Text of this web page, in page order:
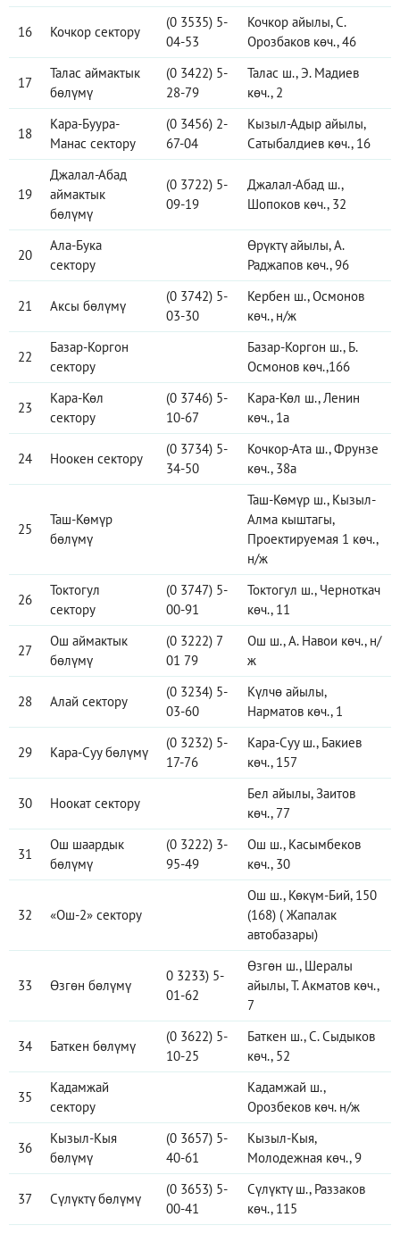
16 Кочкор сектору
(0 3535) 5-
04-53
Кочкор айылы, С.
Орозбаков көч., 46
17
Талас аймактык
бөлүмү
(0 3422) 5-
28-79
Талас ш., Э. Мадиев
көч., 2
18
Кара-Буура-
Манас сектору
(0 3456) 2-
67-04
Кызыл-Адыр айылы,
Сатыбалдиев көч., 16
19
Джалал-Абад
аймактык
бөлүмү
(0 3722) 5-
09-19
Джалал-Абад ш.,
Шопоков көч., 32
20
Ала-Бука
сектору
Өрүктү айылы, А.
Раджапов көч., 96
21 Аксы бөлүмү
(0 3742) 5-
03-30
Кербен ш., Осмонов
көч., н/ж
22
Базар-Коргон
сектору
Базар-Коргон ш., Б.
Осмонов көч.,166
23
Кара-Көл
сектору
(0 3746) 5-
10-67
Кара-Көл ш., Ленин
көч., 1а
24 Ноокен сектору
(0 3734) 5-
34-50
Кочкор-Ата ш., Фрунзе
көч., 38а
25
Таш-Көмүр
бөлүмү
Таш-Көмүр ш., Кызыл-
Алма кыштагы,
Проектируемая 1 көч.,
н/ж
26
Токтогул
сектору
(0 3747) 5-
00-91
Токтогул ш., Черноткач
көч., 11
27
Ош аймактык
бөлүмү
(0 3222) 7
01 79
Ош ш., А. Навои көч., н/
ж
28 Алай сектору
(0 3234) 5-
03-60
Күлчө айылы,
Нарматов көч., 1
29 Кара-Суу бөлүмү
(0 3232) 5-
17-76
Кара-Суу ш., Бакиев
көч., 157
30 Ноокат сектору
Бел айылы, Заитов
көч., 77
31
Ош шаардык
бөлүмү
(0 3222) 3-
95-49
Ош ш., Касымбеков
көч., 30
32 «Ош-2» сектору
Ош ш., Көкүм-Бий, 150
(168) ( Жапалак
автобазары)
33 Өзгөн бөлүмү
0 3233) 5-
01-62
Өзгөн ш., Шералы
айылы, Т. Акматов көч.,
7
34 Баткен бөлүмү
(0 3622) 5-
10-25
Баткен ш., C. Сыдыков
көч., 52
35
Кадамжай
сектору
Кадамжай ш.,
Орозбеков көч. н/ж
36
Кызыл-Кыя
бөлүмү
(0 3657) 5-
40-61
Кызыл-Кыя,
Молодежная көч., 9
37 Сүлүктү бөлүмү
(0 3653) 5-
00-41
Сүлүктү ш., Раззаков
көч., 115